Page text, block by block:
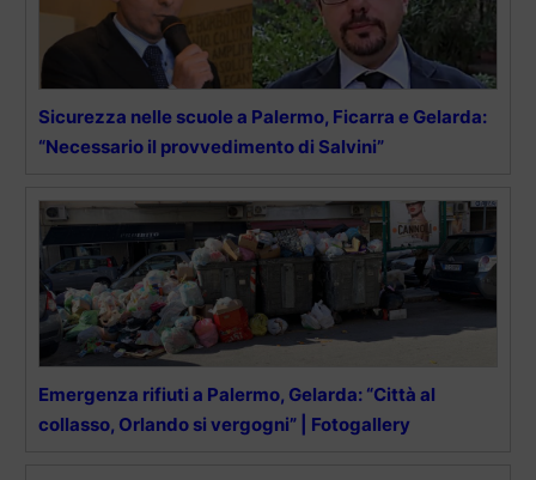
Sicurezza nelle scuole a Palermo, Ficarra e Gelarda:
“Necessario il provvedimento di Salvini”
Emergenza rifiuti a Palermo, Gelarda: “Città al
collasso, Orlando si vergogni” | Fotogallery